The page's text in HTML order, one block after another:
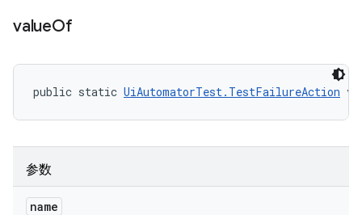
valueOf
public static UiAutomatorTest.TestFailureAction
参数
name